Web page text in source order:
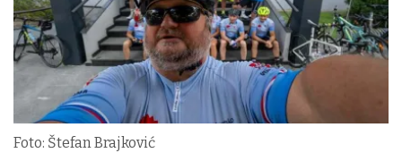
Foto: Štefan Brajković